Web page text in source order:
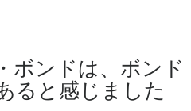
ボンドは、ボンド
ると感じました